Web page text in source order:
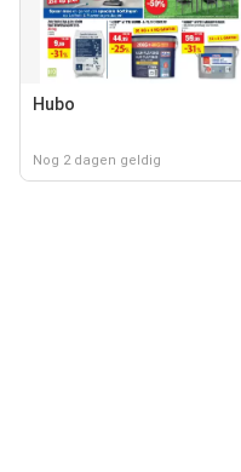
Hubo
Nog 2 dagen geldig